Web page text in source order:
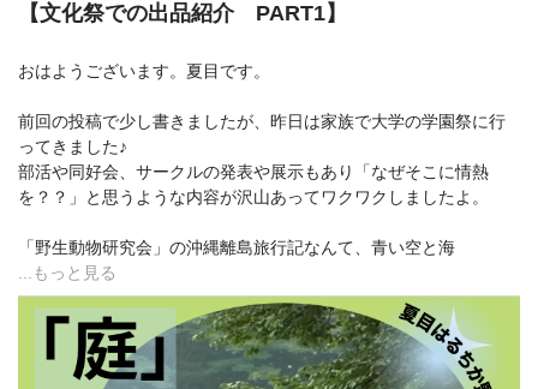
【文化祭での出品紹介 PART1】
おはようございます。夏目です。
前回の投稿で少し書きましたが、昨日は家族で大学の学園祭に行
ってきました♪
部活や同好会、サークルの発表や展示もあり「なぜそこに情熱
を？？」と思うような内容が沢山あってワクワクしましたよ。
「野生動物研究会」の沖縄離島旅行記なんて、青い空と海
...もっと見る